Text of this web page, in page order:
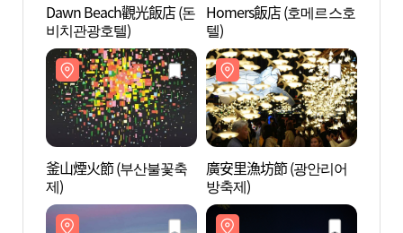
Dawn Beach觀光飯店 (돈
비치관광호텔)
Homers飯店 (호메르스호
텔)
釜山煙火節 (부산불꽃축
제)
廣安里漁坊節 (광안리어
방축제)